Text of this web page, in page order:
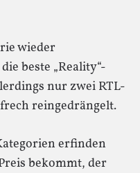
wieder
beste „Reality“-
nur zwei RTL-
reingedrängelt.
erfinden
bekommt, der